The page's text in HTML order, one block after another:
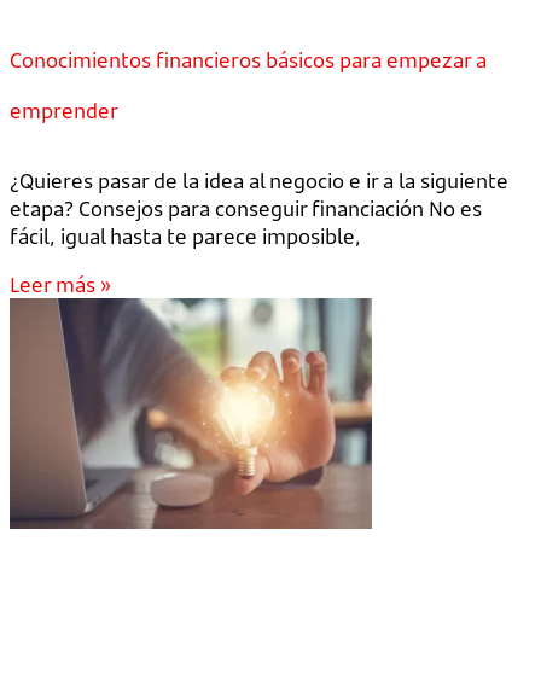
Conocimientos financieros básicos para empezar a
emprender
¿Quieres pasar de la idea al negocio e ir a la siguiente
etapa? Consejos para conseguir financiación No es
fácil, igual hasta te parece imposible,
Leer más »